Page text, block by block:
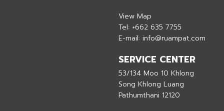
View Map
Tel: +662 635 7755
E-mail:info@ruampat.com
SERVICE CENTER
53/134 Moo 10 Khlong
Song Khlong Luang
Pathumthani 12120